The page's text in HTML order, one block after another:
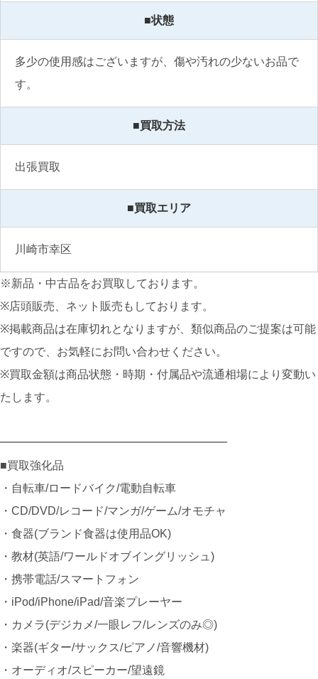
■状態
多少の使用感はございますが、傷や汚れの少ないお品で
す。
■買取方法
出張買取
■買取エリア
川崎市幸区
※新品・中古品をお買取しております。
※店頭販売、ネット販売もしております。
※掲載商品は在庫切れとなりますが、類似商品のご提案は可能
ですので、お気軽にお問い合わせください。
※買取金額は商品状態・時期・付属品や流通相場により変動い
たします。
━━━━━━━━━━━━━━━━━━━━
■買取強化品
・自転車/ロードバイク/電動自転車
・CD/DVD/レコード/マンガ/ゲーム/オモチャ
・食器(ブランド食器は使用品OK)
・教材(英語/ワールドオブイングリッシュ)
・携帯電話/スマートフォン
・iPod/iPhone/iPad/音楽プレーヤー
・カメラ(デジカメ/一眼レフ/レンズのみ◎)
・楽器(ギター/サックス/ピアノ/音響機材)
・オーディオ/スピーカー/望遠鏡